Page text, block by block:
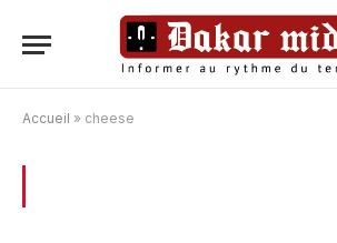
Accueil » cheese